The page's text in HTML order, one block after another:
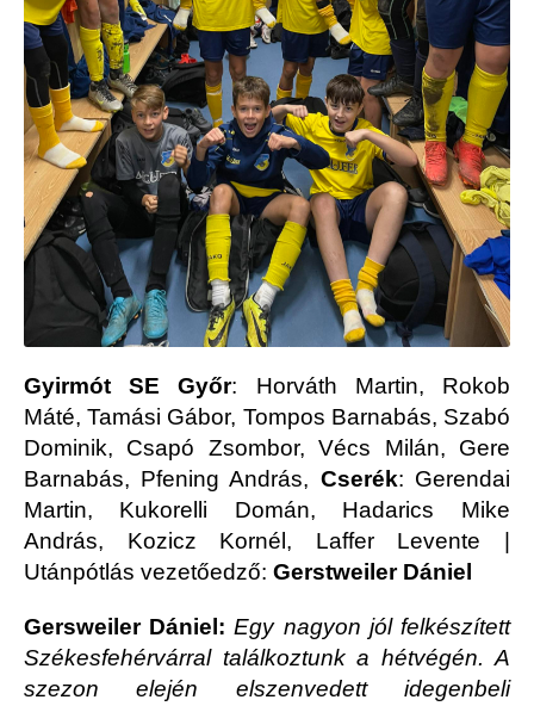
Gyirmót SE Győr: Horváth Martin, Rokob
Máté, Tamási Gábor, Tompos Barnabás, Szabó
Dominik, Csapó Zsombor, Vécs Milán, Gere
Barnabás, Pfening András, Cserék: Gerendai
Martin, Kukorelli Domán, Hadarics Mike
András, Kozicz Kornél, Laffer Levente |
Utánpótlás vezetőedző: Gerstweiler Dániel
Gersweiler Dániel: Egy nagyon jól felkészített
Székesfehérvárral találkoztunk a hétvégén. A
szezon elején elszenvedett idegenbeli